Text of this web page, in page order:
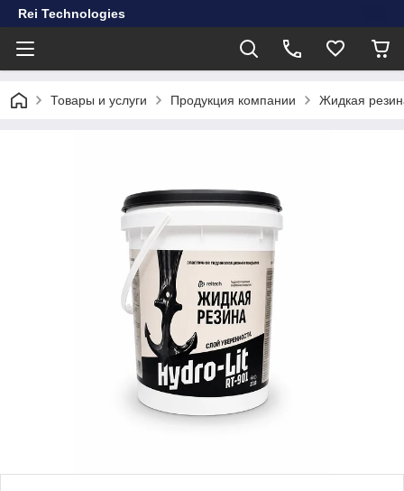
Rei Technologies
Товары и услуги Продукция компании Жидкая